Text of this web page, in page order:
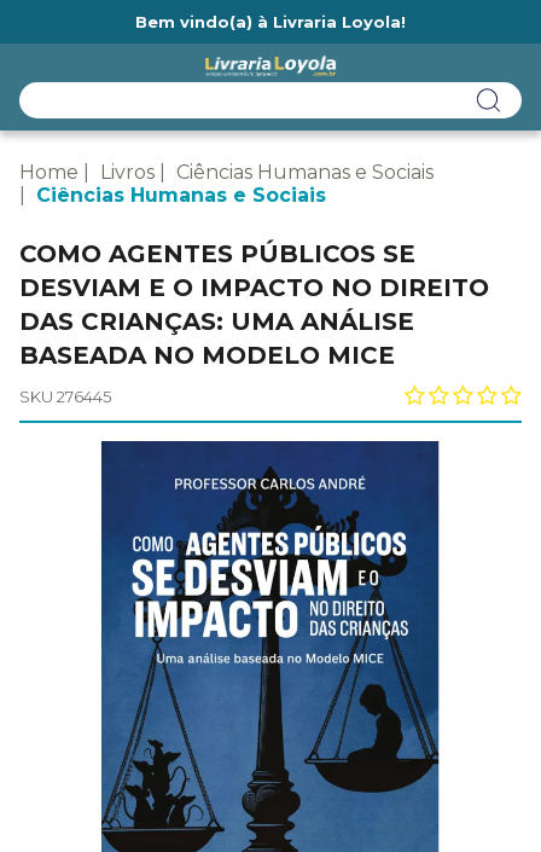
Bem vindo(a) à Livraria Loyola!
Home Livros
Ciências Humanas e Sociais
Ciências Humanas e Sociais
COMO AGENTES PÚBLICOS SE
DESVIAM E O IMPACTO NO DIREITO
DAS CRIANÇAS: UMA ANÁLISE
BASEADA NO MODELO MICE
SKU 276445